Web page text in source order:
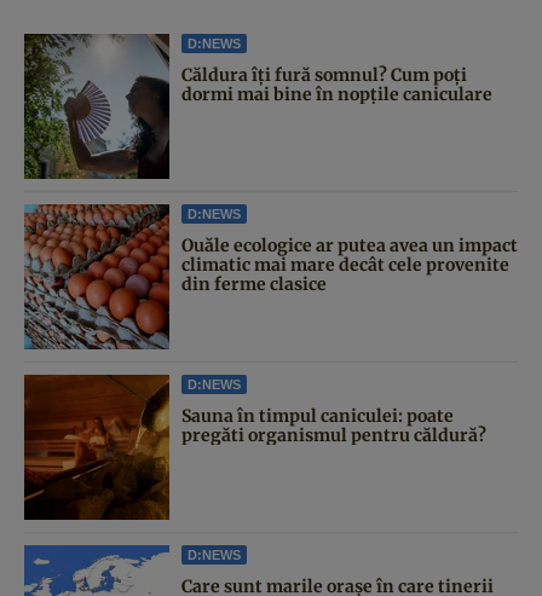
D:NEWS
Căldura îți fură somnul? Cum poți
dormi mai bine în nopțile caniculare
D:NEWS
Ouăle ecologice ar putea avea un impact
climatic mai mare decât cele provenite
din ferme clasice
D:NEWS
Sauna în timpul caniculei: poate
pregăti organismul pentru căldură?
D:NEWS
Care sunt marile orașe în care tinerii